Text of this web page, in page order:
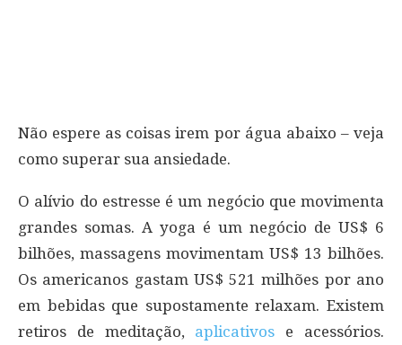
Não espere as coisas irem por água abaixo – veja
como superar sua ansiedade.
O alívio do estresse é um negócio que movimenta
grandes somas. A yoga é um negócio de US$ 6
bilhões, massagens movimentam US$ 13 bilhões.
Os americanos gastam US$ 521 milhões por ano
em bebidas que supostamente relaxam. Existem
retiros de meditação, aplicativos e acessórios.